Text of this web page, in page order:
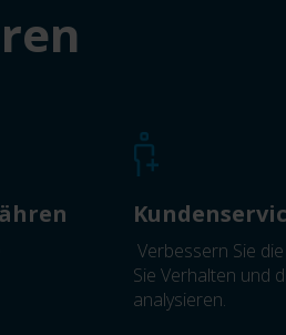
Verbessern Sie
Sie Verhalten und
analysieren.